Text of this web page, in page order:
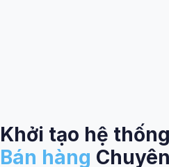
Khởi tạo hệ thống
Bán hàng